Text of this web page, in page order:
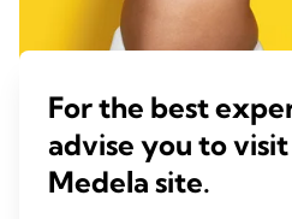
Made from 86% Nylon
Machine wash hot up to
For the best
advise you to
Medela site.